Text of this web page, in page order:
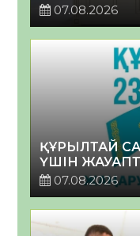
07.08.2026
ҚҰРЫЛТАЙ
ҮШІН
07.08.2026